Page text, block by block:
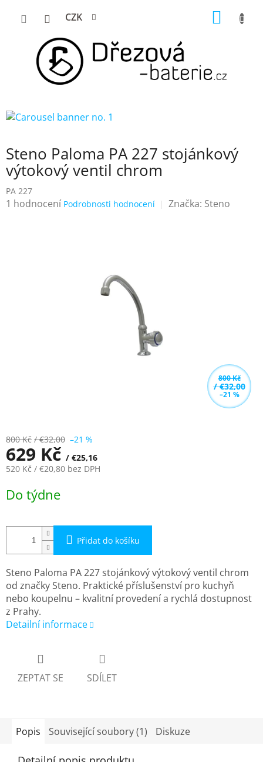
CZK
Steno Paloma PA 227 stojánkový
výtokový ventil chrom
PA 227
Průměrné
1 hodnocení Podrobnosti hodnocení Značka: Steno
800 Kč
/ €32,00
–21 %
800 Kč / €32,00 –21 %
629 Kč / €25,16
520 Kč / €20,80 bez DPH
cena:
Do týdne
Přidat do košíku
Steno Paloma PA 227 stojánkový výtokový ventil chrom
od značky Steno. Praktické příslušenství pro kuchyň
nebo koupelnu – kvalitní provedení a rychlá dostupnost
z Prahy.
Detailní informace
ZEPTAT SE SDÍLET
Popis Související soubory (1) Diskuze